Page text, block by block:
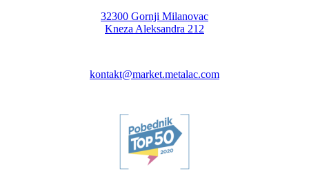
32300 Gornji Milanovac
Kneza Aleksandra 212
kontakt@market.metalac.com